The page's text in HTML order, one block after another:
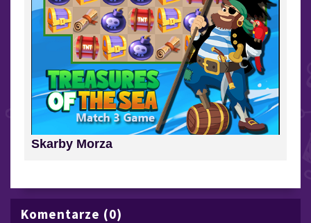
Skarby Morza
Komentarze (0)